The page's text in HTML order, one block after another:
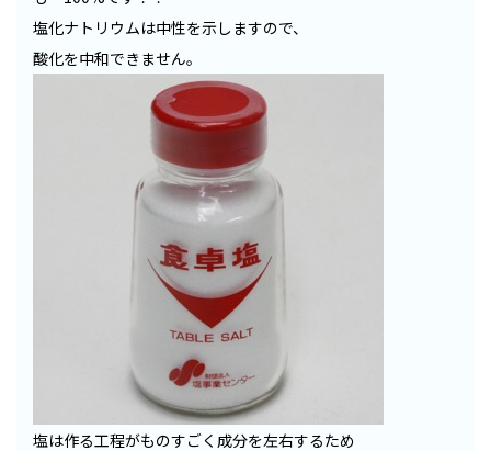
塩化ナトリウムは中性を示しますので、
酸化を中和できません。
塩は作る工程がものすごく成分を左右するため